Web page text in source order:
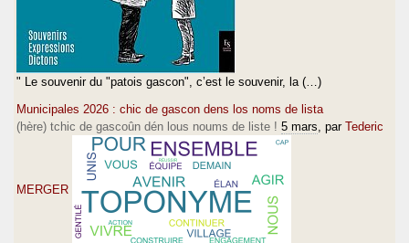
" Le souvenir du "patois gascon", c’est le souvenir, la (…)
Municipales 2026 : chic de gascon dens los noms de lista
(hère) tchic de gascoûn dén lous noums de liste ! 5 mars , par Tederic
MERGER